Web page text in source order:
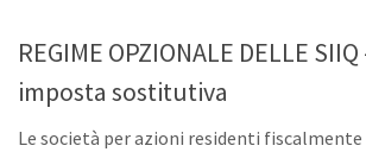
REGIME OPZIONALE DELLE
imposta sostitutiva
Le società per azioni residenti